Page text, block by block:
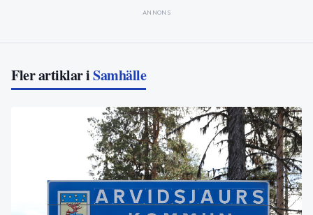
ANNONS
Fler artiklar iSamhälle